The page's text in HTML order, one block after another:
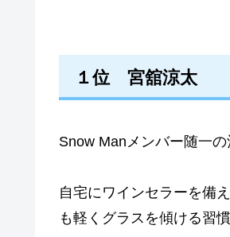
１位 宮舘涼太
Snow Manメンバー随一の
自宅にワインセラーを備
も軽くグラスを傾ける習